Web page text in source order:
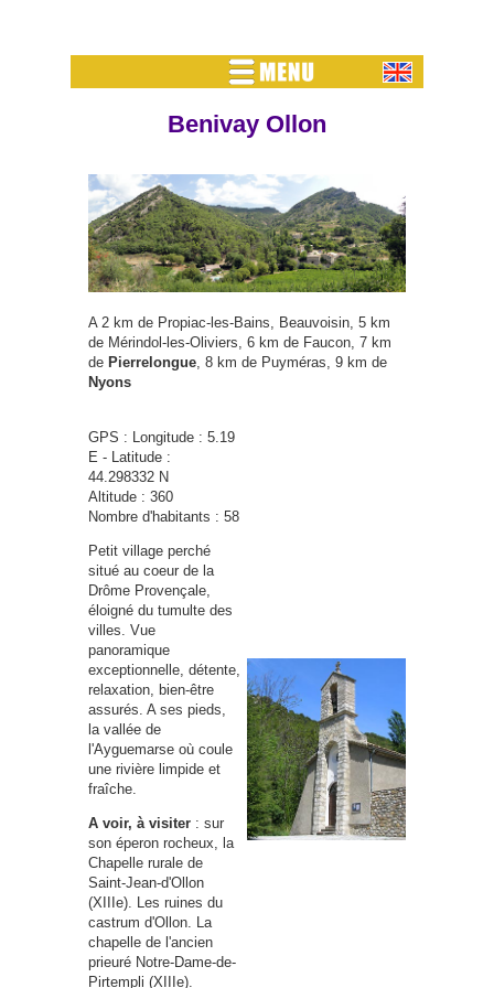
Benivay Ollon
A 2 km de Propiac-les-Bains, Beauvoisin, 5 km
de Mérindol-les-Oliviers, 6 km de Faucon, 7 km
de Pierrelongue, 8 km de Puyméras, 9 km de
Nyons
GPS : Longitude : 5.19
E - Latitude :
44.298332 N
Altitude : 360
Nombre d'habitants : 58
Petit village perché
situé au coeur de la
Drôme Provençale,
éloigné du tumulte des
villes. Vue
panoramique
exceptionnelle, détente,
relaxation, bien-être
assurés. A ses pieds,
la vallée de
l'Ayguemarse où coule
une rivière limpide et
fraîche.
A voir, à visiter : sur
son éperon rocheux, la
Chapelle rurale de
Saint-Jean-d'Ollon
(XIIIe). Les ruines du
castrum d'Ollon. La
chapelle de l'ancien
prieuré Notre-Dame-de-
Pirtempli (XIIIe).